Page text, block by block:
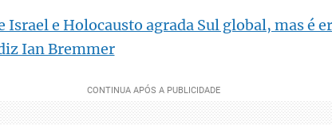
Israel e Holocausto agrada Sul global, mas é
Ian Bremmer